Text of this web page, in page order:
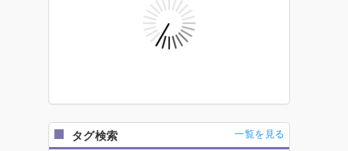
タグ検索 一覧を見る